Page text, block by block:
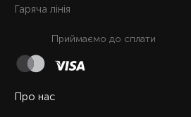
Про нас
Гаряча лiнiя
Приймаємо до сплати